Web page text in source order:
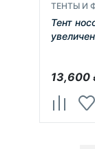
ТЕНТЫ И
Тент
13,600